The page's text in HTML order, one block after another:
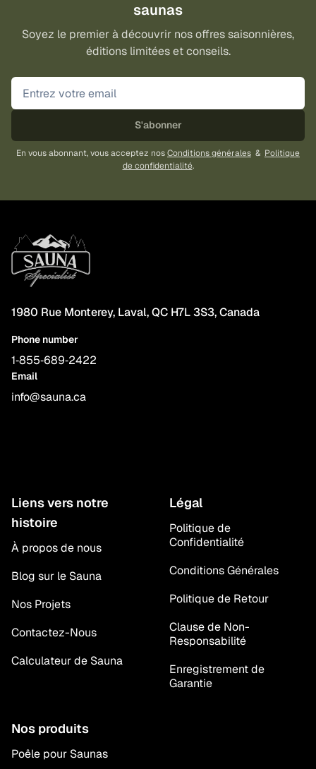
saunas
Soyez le premier à découvrir nos offres saisonnières,
éditions limitées et conseils.
S'abonner
En vous abonnant, vous acceptez nosConditions générales & Politique
de confidentialité.
1980 Rue Monterey, Laval, QC H7L 3S3, Canada
Phone number
1‑855‑689‑2422
Email
info@sauna.ca
Liens vers notre
histoire
À propos de nous
Blog sur le Sauna
Nos Projets
Contactez-Nous
Calculateur de Sauna
Légal
Politique de
Confidentialité
Conditions Générales
Politique de Retour
Clause de Non-
Responsabilité
Enregistrement de
Garantie
Nos produits
Poêle pour Saunas